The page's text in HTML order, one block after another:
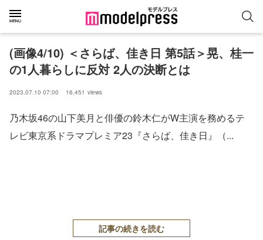
(画像4/10) ＜さらば、佳き日 第5話＞晃、桂一
の1人暮らしに反対 2人の決断とは
2023.07.10 07:00 16,451 views
乃木坂46の山下美月と俳優の鈴木仁がW主演を務めるテ
レビ東京系ドラマプレミア23『さらば、佳き日』（...
記事の続きを読む